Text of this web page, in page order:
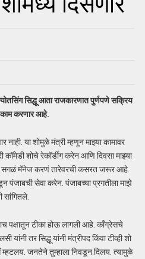
सिद्धू आता राजकारणात पुर्णपणे सक्रिय
काम करणार आहे.
नाही. या शोमुळे मंत्री म्हणून माझ्या कामावर
कॉमेडी शोचे रेकॉर्डींग करेन आणि दिवसा माझ्या
सगळं मॅनेज करणं तारेवरची कसरत जरूर आहे.
पंजाबची सेवा करेन. पंजाबच्या प्रगतीला माझे
सांगितले.
पक्षातून टीका होऊ लागली आहे. काँग्रेसचे
तर सिद्धू यांनी मंत्रीपद किंवा टीव्ही शो
म्हटलय. जनतेने तुम्हाला निवडून दिलय. त्यामुळे